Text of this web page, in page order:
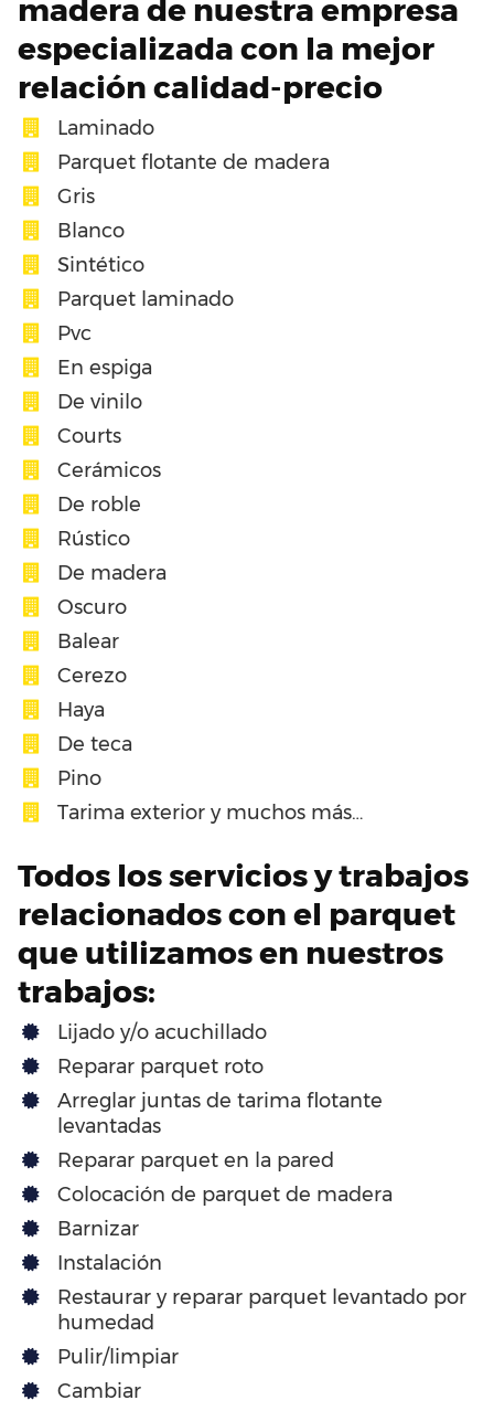
madera de nuestra empresa
especializada con la mejor
relación calidad-precio
Laminado
Parquet flotante de madera
Gris
Blanco
Sintético
Parquet laminado
Pvc
En espiga
De vinilo
Courts
Cerámicos
De roble
Rústico
De madera
Oscuro
Balear
Cerezo
Haya
De teca
Pino
Tarima exterior y muchos más…
Todos los servicios y trabajos
relacionados con el parquet
que utilizamos en nuestros
trabajos:
Lijado y/o acuchillado
Reparar parquet roto
Arreglar juntas de tarima flotante
levantadas
Reparar parquet en la pared
Colocación de parquet de madera
Barnizar
Instalación
Restaurar y reparar parquet levantado por
humedad
Pulir/limpiar
Cambiar